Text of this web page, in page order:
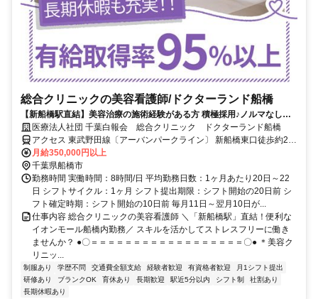
総合クリニックの美容看護師/ドクターランド船橋
【新船橋駅直結】美容治療の施術経験がある方 積極採用♪ノルマなし・
日勤のみ★准看護師もOK★面接1回のみ！
医療法人社団 千葉白報会 総合クリニック ドクターランド船橋
アクセス 東武野田線〔アーバンパークライン〕 新船橋東口徒歩約2
分、東葉高速線 東海神T4口徒歩約8分、京成本線 海神徒歩約12分
「新船橋駅」直結、「東海神駅」より徒歩7分
月給350,000円以上
千葉県船橋市
勤務時間 実働時間：8時間/日 平均勤務日数：1ヶ月あたり20日～22
日 シフトサイクル：1ヶ月 シフト提出期限：シフト開始の20日前 シ
フト確定時期：シフト開始の10日前 毎月11日～翌月10日が...
仕事内容 総合クリニックの美容看護師 ＼「新船橋駅」直結！便利な
イオンモール船橋内勤務／ スキルを活かしてストレスフリーに働き
ませんか？ ●〇＝＝＝＝＝＝＝＝＝＝＝＝＝＝＝＝＝＝〇● ＊美容ク
リニッ...
制服あり 学歴不問 交通費全額支給 経験者歓迎 有資格者歓迎
月1シフト提出
研修あり
ブランクOK 育休あり 長期歓迎 駅近5分以内 シフト制
社割あり
長期休暇あり